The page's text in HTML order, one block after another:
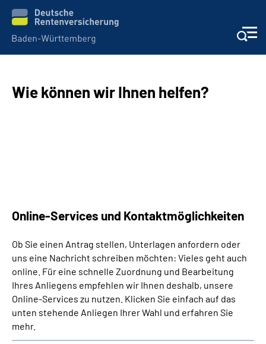
Presse
Über uns
Inhalte in Gebärdensprache (DGS)
Leichte Sprache
Suche
Wie können wir Ihnen helfen?
Online-Services und Kontaktmöglichkeiten
Ob Sie einen Antrag stellen, Unterlagen anfordern oder
uns eine Nachricht schreiben möchten: Vieles geht auch
online. Für eine schnelle Zuordnung und Bearbeitung
Ihres Anliegens empfehlen wir Ihnen deshalb, unsere
Online-Services zu nutzen. Klicken Sie einfach auf das
unten stehende Anliegen Ihrer Wahl und erfahren Sie
mehr.